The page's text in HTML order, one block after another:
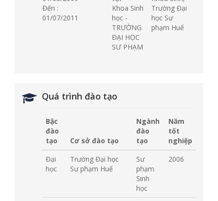
Đến :
01/07/2011
Khoa Sinh
học -
TRƯỜNG
ĐẠI HỌC
SƯ PHẠM
Trường Đại
học Sư
phạm Huế
Quá trình đào tạo
Bậc
đào
tạo
Cơ sở đào tạo
Ngành
đào
tạo
Năm
tốt
nghiệp
Đại
học
Trường Đại học
Sư phạm Huế
Sư
phạm
Sinh
học
2006